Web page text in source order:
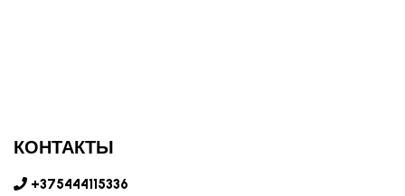
КОНТАКТЫ
+375444115336